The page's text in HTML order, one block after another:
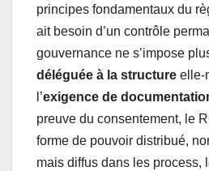
principes fondamentaux du
ait besoin d’un contrôle
gouvernance ne s’impose
déléguée à la structure elle-
l’exigence de
preuve du consentement, le
forme de pouvoir distribué,
mais diffus dans les process,